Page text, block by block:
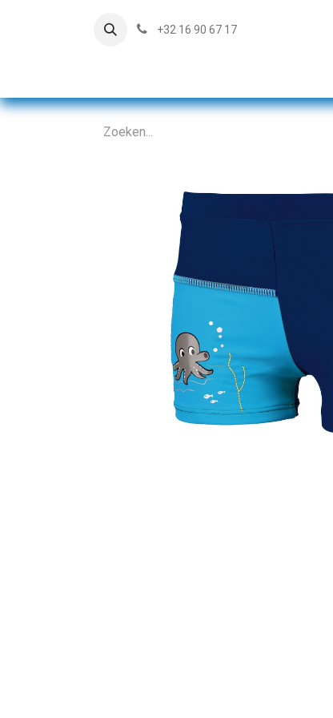
+32 16 90 67 17